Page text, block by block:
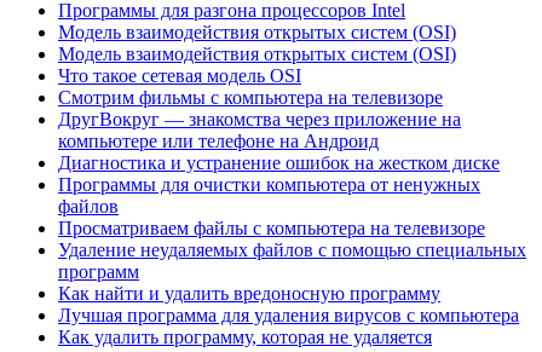
Программы для разгона процессоров Intel
Модель взаимодействия открытых систем (OSI)
Модель взаимодействия открытых систем (OSI)
Что такое сетевая модель OSI
Смотрим фильмы с компьютера на телевизоре
ДругВокруг — знакомства через приложение на
компьютере или телефоне на Андроид
Диагностика и устранение ошибок на жестком диске
Программы для очистки компьютера от ненужных
файлов
Просматриваем файлы с компьютера на телевизоре
Удаление неудаляемых файлов с помощью специальных
программ
Как найти и удалить вредоносную программу
Лучшая программа для удаления вирусов с компьютера
Как удалить программу, которая не удаляется